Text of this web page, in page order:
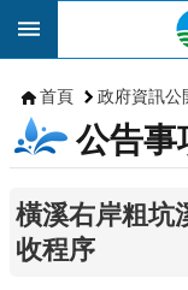
跳到主要內容區塊
首頁 政府資訊公
公告事
橫溪右岸粗坑
收程序